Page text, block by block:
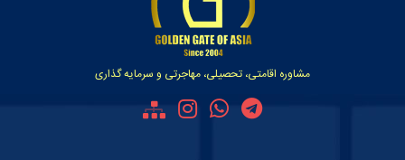
مشاوره اقامتی، تحصیلی، مهاجرتی و سرمایه گذاری